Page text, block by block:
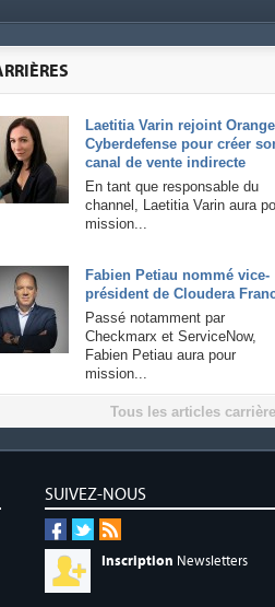
Laetitia Varin rejoint Orange
Cyberdefense pour créer
canal de vente indirecte
En tant que responsable du
channel, Laetitia Varin aura
mission...
Fabien Petiau nommé vice-
président de Cloudera
Passé notamment par
Checkmarx et ServiceNow,
Fabien Petiau aura pour
mission...
Tous les articles
SUIVEZ-NOUS
Inscription Newsletters